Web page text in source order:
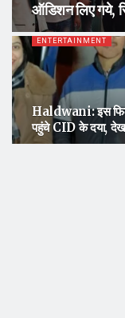
ऑडिशन लिए गये,
ENTERTAINMENT
Haldwani: इस
पहुंचे CID के दया,